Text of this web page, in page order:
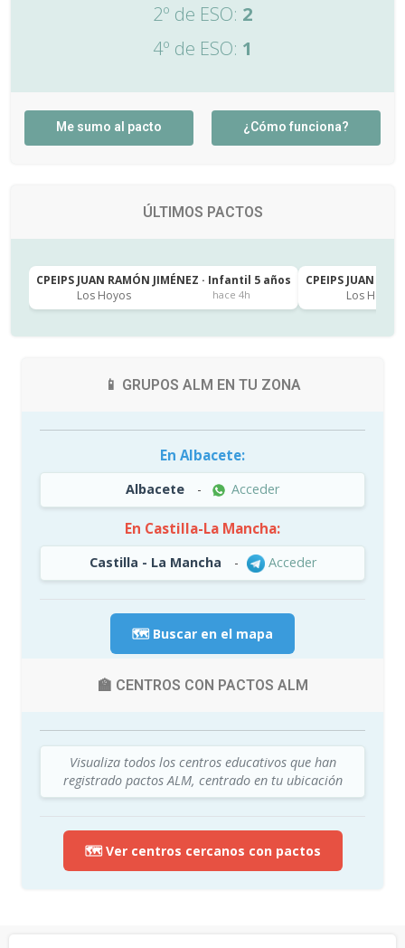
2º de ESO: 2
4º de ESO: 1
Me sumo al pacto ¿Cómo funciona?
ÚLTIMOS PACTOS
CPEIPS JUAN RAMÓN JIMÉNEZ · Infantil 5 años
Los Hoyos
hace 4h
CPEIPS JUAN
Los Hoyos
📱 GRUPOS ALM EN TU ZONA
En Albacete:
Albacete - Acceder
En Castilla-La Mancha:
Castilla - La Mancha - Acceder
🗺️ Buscar en el mapa
🏫 CENTROS CON PACTOS ALM
Visualiza todos los centros educativos que han
registrado pactos ALM, centrado en tu ubicación
🗺️ Ver centros cercanos con pactos